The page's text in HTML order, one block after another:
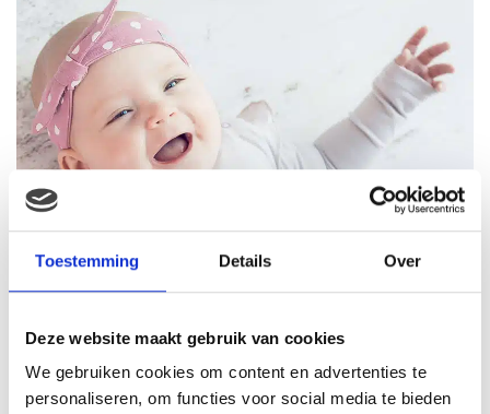
Toestemming Details Over
Deze website maakt gebruik van cookies
We gebruiken cookies om content en advertenties te
personaliseren, om functies voor social media te bieden